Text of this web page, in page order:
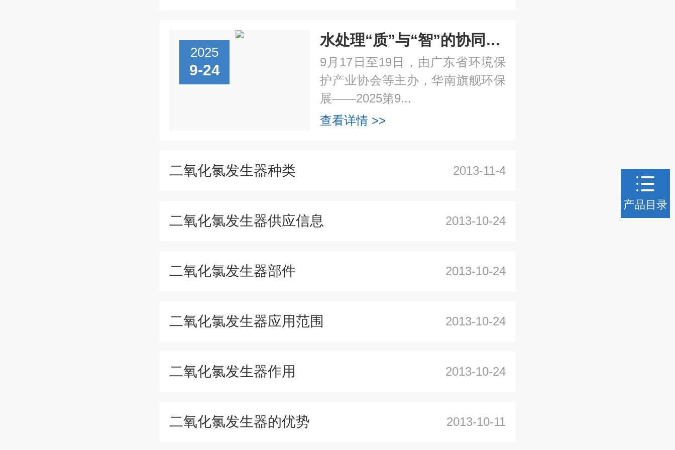
2025
9-24
水处理“质”与“智”的协同，永兴环保两大星品燃动环博会广州展
9月17日至19日，由广东省环境保
护产业协会等主办，华南旗舰环保
展——2025第9...
查看详情 >>
二氧化氯发生器种类 2013-11-4
二氧化氯发生器供应信息 2013-10-24
二氧化氯发生器部件 2013-10-24
二氧化氯发生器应用范围 2013-10-24
二氧化氯发生器作用 2013-10-24
二氧化氯发生器的优势 2013-10-11
产品目录